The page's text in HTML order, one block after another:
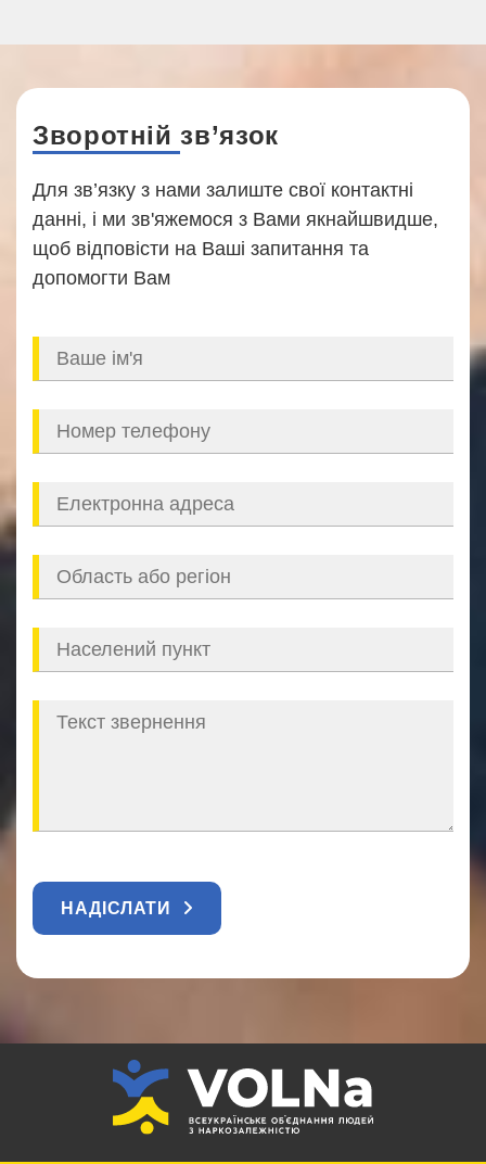
Зворотній зв’язок
Для зв’язку з нами залиште свої контактні
данні, і ми зв'яжемося з Вами якнайшвидше,
щоб відповісти на Ваші запитання та
допомогти Вам
НАДІСЛАТИ